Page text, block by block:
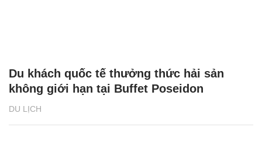
DU LỊCH
Du khách quốc tế thưởng thức hải sản
không giới hạn tại Buffet Poseidon